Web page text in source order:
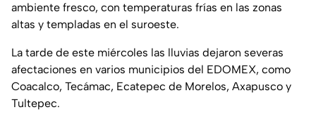
ambiente fresco, con temperaturas frías en las zonas
altas y templadas en el suroeste.
La tarde de este miércoles las lluvias dejaron severas
afectaciones en varios municipios del EDOMEX, como
Coacalco, Tecámac, Ecatepec de Morelos, Axapusco y
Tultepec.